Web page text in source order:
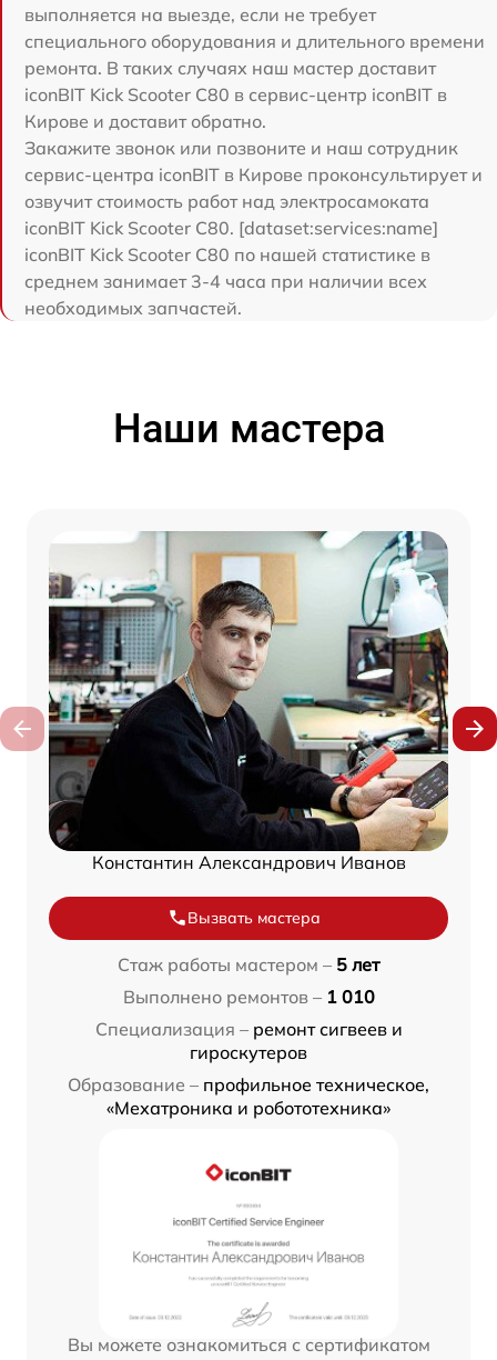
выполняется на выезде, если не требует
специального оборудования и длительного времени
ремонта. В таких случаях наш мастер доставит
iconBIT Kick Scooter C80 в сервис-центр iconBIT в
Кирове и доставит обратно.
Закажите звонок или позвоните и наш сотрудник
сервис-центра iconBIT в Кирове проконсультирует и
озвучит стоимость работ над электросамоката
iconBIT Kick Scooter C80. [dataset:services:name]
iconBIT Kick Scooter C80 по нашей статистике в
среднем занимает 3-4 часа при наличии всех
необходимых запчастей.
Наши мастера
Константин Александрович Иванов
Вызвать мастера
Стаж работы мастером – 5 лет
Выполнено ремонтов – 1 010
Специализация – ремонт сигвеев и
гироскутеров
Образование – профильное техническое,
«Мехатроника и робототехника»
Вы можете ознакомиться с сертификатом